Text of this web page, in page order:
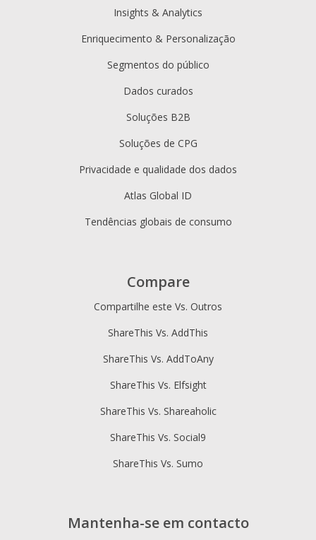
Insights & Analytics
Enriquecimento & Personalização
Segmentos do público
Dados curados
Soluções B2B
Soluções de CPG
Privacidade e qualidade dos dados
Atlas Global ID
Tendências globais de consumo
Compare
Compartilhe este Vs. Outros
ShareThis Vs. AddThis
ShareThis Vs. AddToAny
ShareThis Vs. Elfsight
ShareThis Vs. Shareaholic
ShareThis Vs. Social9
ShareThis Vs. Sumo
Mantenha-se em contacto